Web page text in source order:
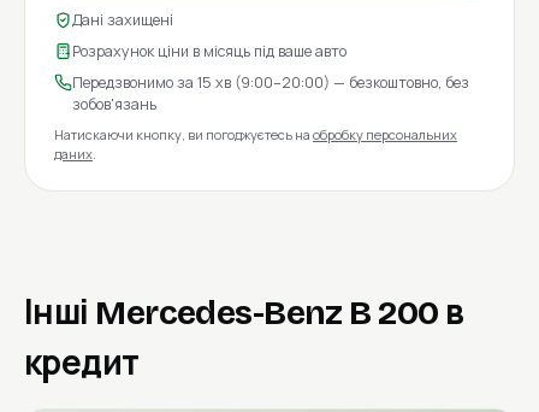
Дані захищені
Розрахунок ціни в місяць під ваше авто
Передзвонимо за 15 хв (9:00–20:00) — безкоштовно, без
зобов'язань
Натискаючи кнопку, ви погоджуєтесь на обробку персональних
даних.
Інші Mercedes-Benz B 200 в
кредит